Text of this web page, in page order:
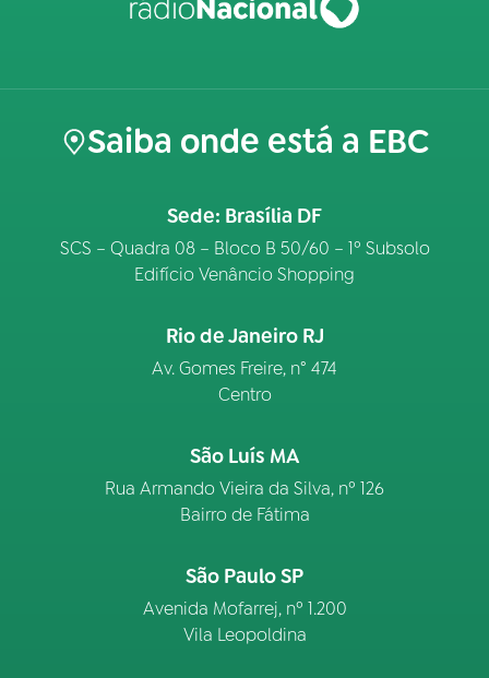
Saiba onde está a EBC
Sede: Brasília DF
SCS – Quadra 08 – Bloco B 50/60 – 1º Subsolo
Edifício Venâncio Shopping
Rio de Janeiro RJ
Av. Gomes Freire, n° 474
Centro
São Luís MA
Rua Armando Vieira da Silva, nº 126
Bairro de Fátima
São Paulo SP
Avenida Mofarrej, nº 1.200
Vila Leopoldina